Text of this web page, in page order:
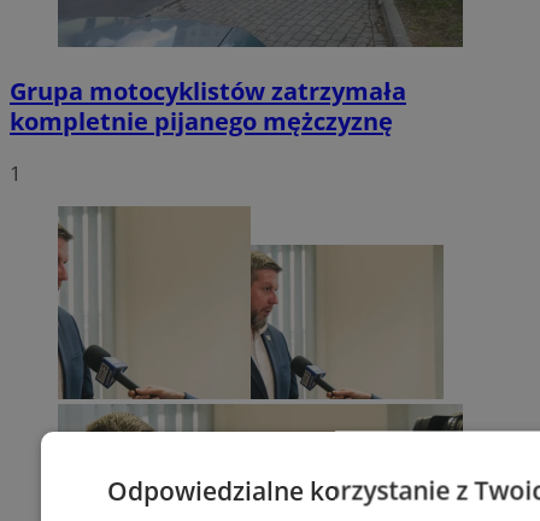
Grupa motocyklistów zatrzymała
kompletnie pijanego mężczyznę
1
Odpowiedzialne korzystanie z